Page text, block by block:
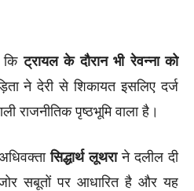
किट्रायल के दौरान भी रेवन्ना को
ने देरी से शिकायत इसलिए दर्ज
राजनीतिक पृष्ठभूमि वाला है।
सिद्धार्थ लूथराने दलील दी
सबूतों पर आधारित है और यह